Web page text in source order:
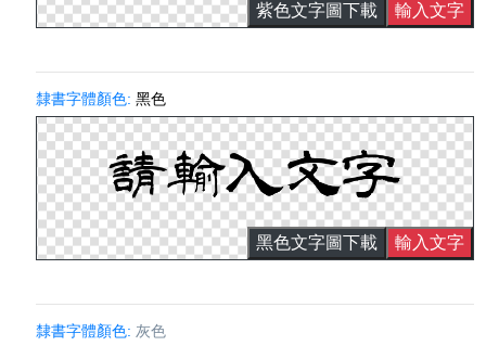
紫色文字圖下載 輸入文字
隸書字體顏色:黑色
黑色文字圖下載 輸入文字
隸書字體顏色: 灰色